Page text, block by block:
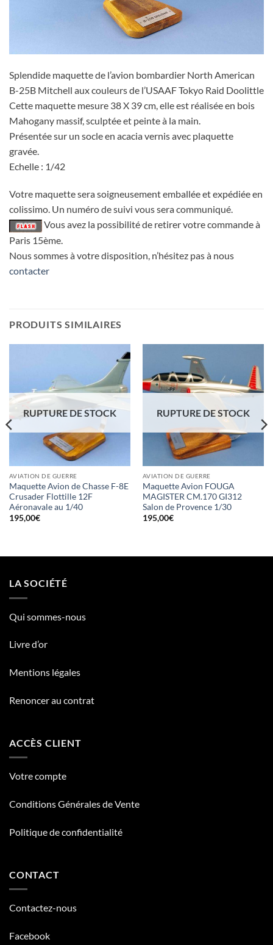
Splendide maquette de l’avion bombardier North American
B-25B Mitchell aux couleurs de l’USAAF Tokyo Raid Doolittle
Cette maquette mesure 38 X 39 cm, elle est réalisée en bois
Mahogany massif, sculptée et peinte à la main.
Présentée sur un socle en acacia vernis avec plaquette
gravée.
Echelle : 1/42
Votre maquette sera soigneusement emballée et expédiée en
colissimo. Un numéro de suivi vous sera communiqué.
Vous avez la possibilité de retirer votre commande à
Paris 15ème.
Nous sommes à votre disposition, n’hésitez pas à nous
contacter
PRODUITS SIMILAIRES
RUPTURE DE STOCK
AVIATION DE GUERRE
Maquette Avion de Chasse F-8E
Crusader Flottille 12F
Aéronavale au 1/40
195,00€
RUPTURE DE STOCK
AVIATION DE GUERRE
Maquette Avion FOUGA
MAGISTER CM.170 GI312
Salon de Provence 1/30
195,00€
LA SOCIÉTÉ
Qui sommes-nous
Livre d’or
Mentions légales
Renoncer au contrat
ACCÈS CLIENT
Votre compte
Conditions Générales de Vente
Politique de confidentialité
CONTACT
Contactez-nous
Facebook